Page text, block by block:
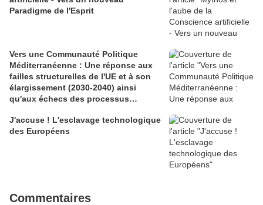
Paradigme de l'Esprit
Vers une Communauté Politique
Méditerranéenne : Une réponse aux
failles structurelles de l'UE et à son
élargissement (2030-2040) ainsi
qu'aux échecs des processus
J'accuse ! L'esclavage technologique
des Européens
Commentaires